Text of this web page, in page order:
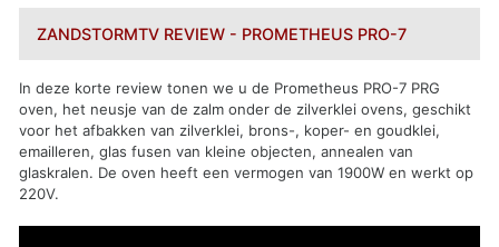
ZANDSTORMTV REVIEW - PROMETHEUS PRO-7
In deze korte review tonen we u de Prometheus PRO-7 PRG
oven, het neusje van de zalm onder de zilverklei ovens, geschikt
voor het afbakken van zilverklei, brons-, koper- en goudklei,
emailleren, glas fusen van kleine objecten, annealen van
glaskralen. De oven heeft een vermogen van 1900W en werkt op
220V.